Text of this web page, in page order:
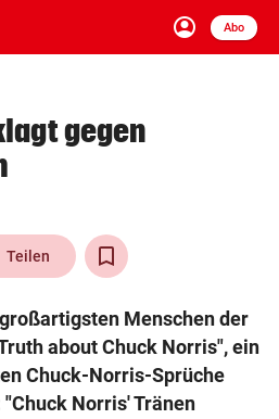
account_circle
Anmelden
Abo
close Schließen
arrow_right
gegen
Teilen
Menschen der
about Chuck Norris", ein
Chuck-Norris-Sprüche
Norris' Tränen